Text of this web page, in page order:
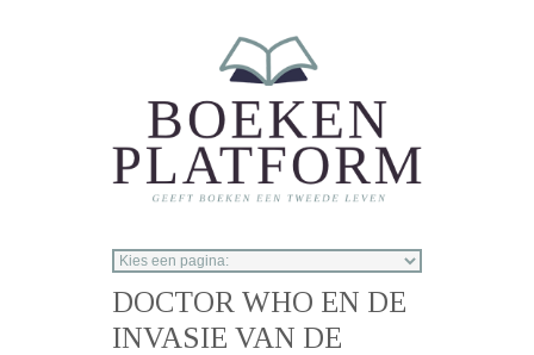
DOCTOR WHO EN DE
INVASIE VAN DE